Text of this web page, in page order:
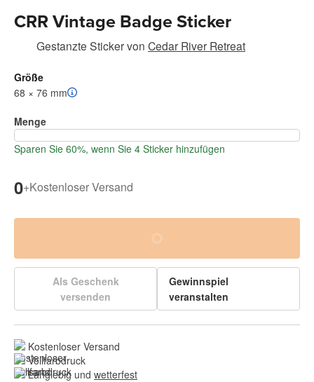
CRR Vintage Badge Sticker
Gestanzte Stickervon Cedar River Retreat
Größe
68 × 76 mm
Menge
Sparen Sie 60%, wenn Sie 4 Sticker hinzufügen
0+Kostenloser Versand
Als Geschenk
versenden
Gewinnspiel
veranstalten
Kostenloser Versand
Vollfarbdruck
Langlebig und wetterfest